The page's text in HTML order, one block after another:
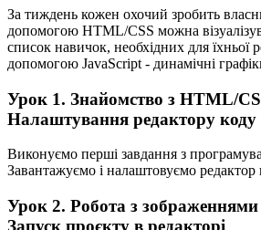
За тиждень кожен охочий зробить
допомогою HTML/CSS можна
список навичок, необхідних для їхньої
допомогою JavaScript - динамічні
Урок 1. Знайомство з HTML/
Налаштування редактору коду
Виконуємо перші завдання з
Завантажуємо і налаштовуємо редактор
Урок 2. Робота з
Запуск проєкту в редакторі